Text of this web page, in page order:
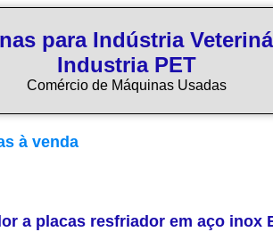
para Indústria
Industria PET
Comércio de Máquinas Usadas
à venda
a placas resfriador em aço inox